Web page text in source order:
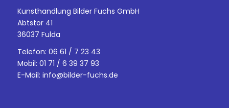
Kunsthandlung Bilder Fuchs GmbH
Abtstor 41
36037 Fulda
Telefon: 06 61 / 7 23 43
Mobil: 01 71 / 6 39 37 93
E-Mail: info@bilder-fuchs.de